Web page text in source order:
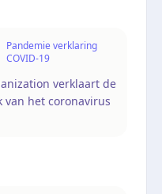
Pandemie verklaring
COVID-19
verklaart de
het coronavirus